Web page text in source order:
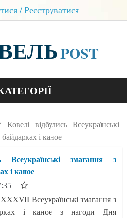
/ Реєструватися
POST
БЛОГИ
КОНТАКТИ
Ковелі відбулись Всеукраїнські
і каное
змагання з
і каное
XXXVII Всеукраїнські змагання з
і каное з нагоди Дня